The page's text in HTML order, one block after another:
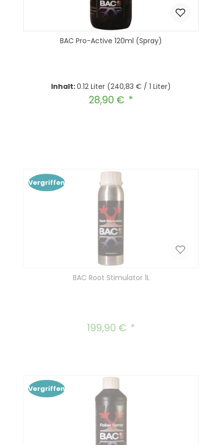
BAC Pro-Active 120ml (Spray)
Inhalt:0.12 Liter (240,83 € / 1 Liter)
Regulärer Preis:
28,90 €
Vergriffen
BAC Root Stimulator 1L
Regulärer Preis:
199,90 €
Vergriffen